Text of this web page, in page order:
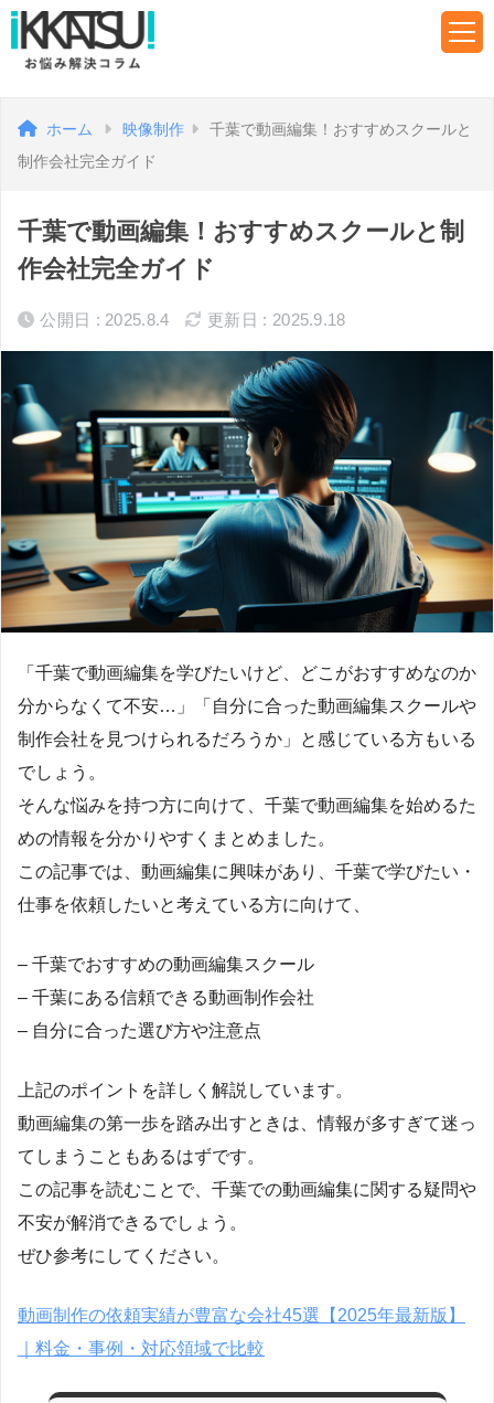
ホーム 映像制作
千葉で動画編集！おすすめスクールと
制作会社完全ガイド
千葉で動画編集！おすすめスクールと制
作会社完全ガイド
公開日 : 2025.8.4 更新日 : 2025.9.18
「千葉で動画編集を学びたいけど、どこがおすすめなのか
分からなくて不安…」「自分に合った動画編集スクールや
制作会社を見つけられるだろうか」と感じている方もいる
でしょう。
そんな悩みを持つ方に向けて、千葉で動画編集を始めるた
めの情報を分かりやすくまとめました。
この記事では、動画編集に興味があり、千葉で学びたい・
仕事を依頼したいと考えている方に向けて、
– 千葉でおすすめの動画編集スクール
– 千葉にある信頼できる動画制作会社
– 自分に合った選び方や注意点
上記のポイントを詳しく解説しています。
動画編集の第一歩を踏み出すときは、情報が多すぎて迷っ
てしまうこともあるはずです。
この記事を読むことで、千葉での動画編集に関する疑問や
不安が解消できるでしょう。
ぜひ参考にしてください。
動画制作の依頼実績が豊富な会社45選【2025年最新版】
｜料金・事例・対応領域で比較